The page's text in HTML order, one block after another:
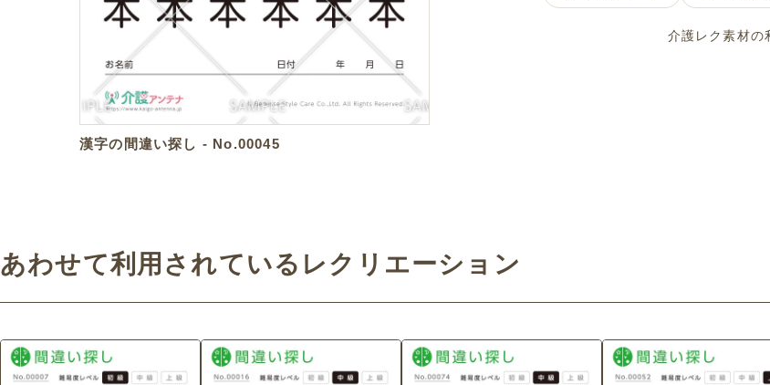
漢字の間違い探し - No.00045
介護レク素材の
あわせて利用されているレクリエーション